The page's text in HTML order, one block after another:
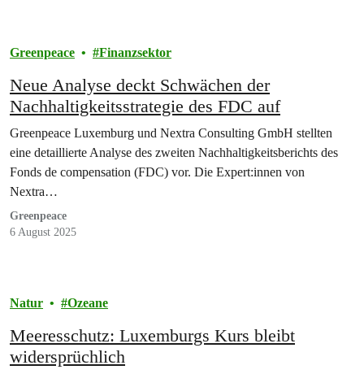
Greenpeace Finanzsektor
Neue Analyse deckt Schwächen der
Nachhaltigkeitsstrategie des FDC auf
Greenpeace Luxemburg und Nextra Consulting GmbH stellten
eine detaillierte Analyse des zweiten Nachhaltigkeitsberichts des
Fonds de compensation (FDC) vor. Die Expert:innen von
Nextra…
Greenpeace
6 August 2025
Natur Ozeane
Meeresschutz: Luxemburgs Kurs bleibt
widersprüchlich